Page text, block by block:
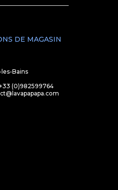
DE MAGASIN
Bains
(0)982599764